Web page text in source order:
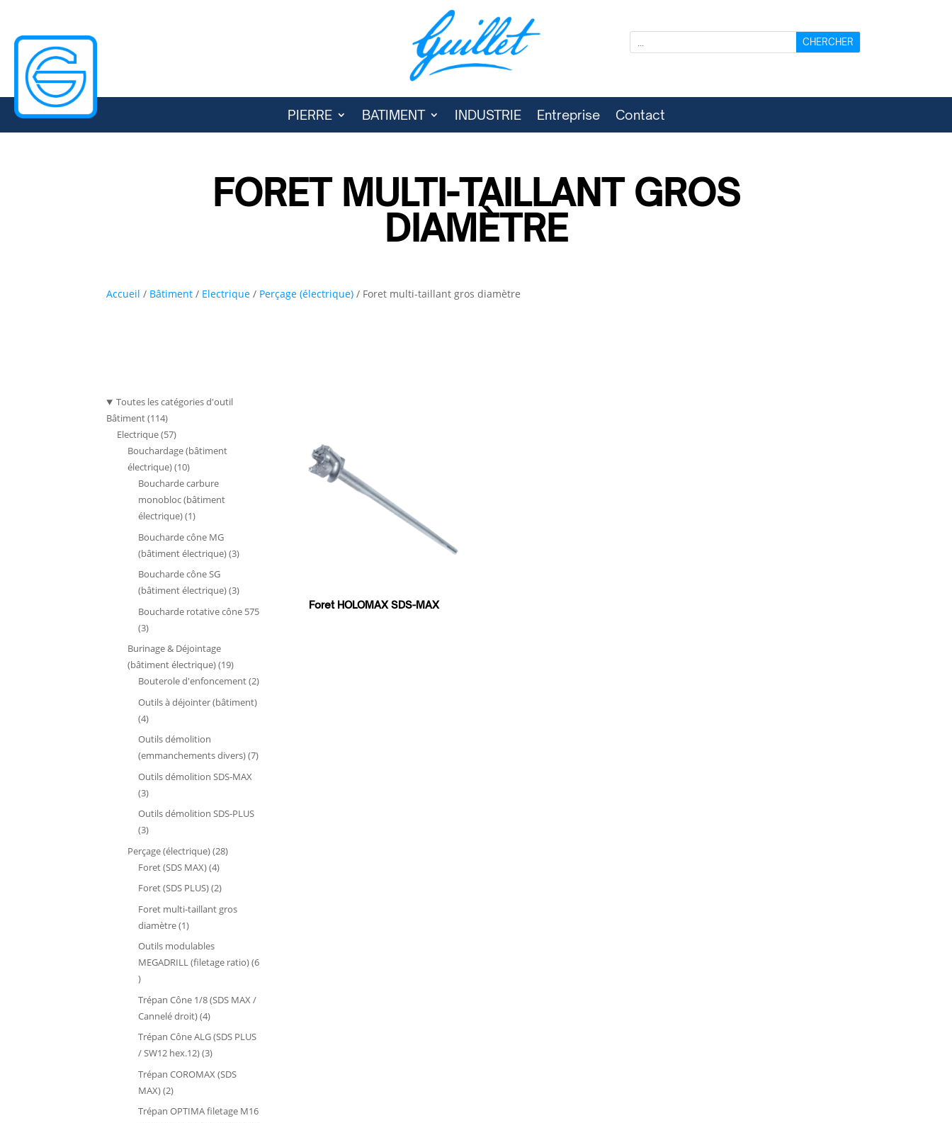
PIERRE BATIMENT INDUSTRIE Entreprise Contact
FORET MULTI-TAILLANT GROS
DIAMÈTRE
Accueil / Bâtiment / Electrique / Perçage (électrique) / Foret multi-taillant gros diamètre
Toutes les catégories d'outil
Bâtiment 114114
produits
Electrique 5757
produits
Bouchardage (bâtiment
électrique) 1010
produits
Boucharde carbure
monobloc (bâtiment
électrique) 11
produit
Boucharde cône MG
(bâtiment électrique) 33
Boucharde cône SG
(bâtiment électrique) 33
produits
Boucharde rotative cône 575
33
produits
Burinage & Déjointage
(bâtiment électrique) 1919
produits
Bouterole d'enfoncement 22
Outils à déjointer (bâtiment)
44
produits
Outils démolition
(emmanchements divers) 77
Outils démolition SDS-MAX
33
produits
Outils démolition SDS-PLUS
33
produits
Perçage (électrique) 2828
Foret (SDS MAX) 44
produits
Foret (SDS PLUS) 22
Foret multi-taillant gros
diamètre 11
produit
Outils modulables
MEGADRILL (filetage ratio) 6
6
produits
Trépan Cône 1/8 (SDS MAX /
Cannelé droit) 44
produits
Trépan Cône ALG (SDS PLUS
/ SW12 hex.12) 33
produits
Trépan COROMAX (SDS
MAX) 22
produits
Trépan OPTIMA filetage M16
Foret HOLOMAX SDS-MAX